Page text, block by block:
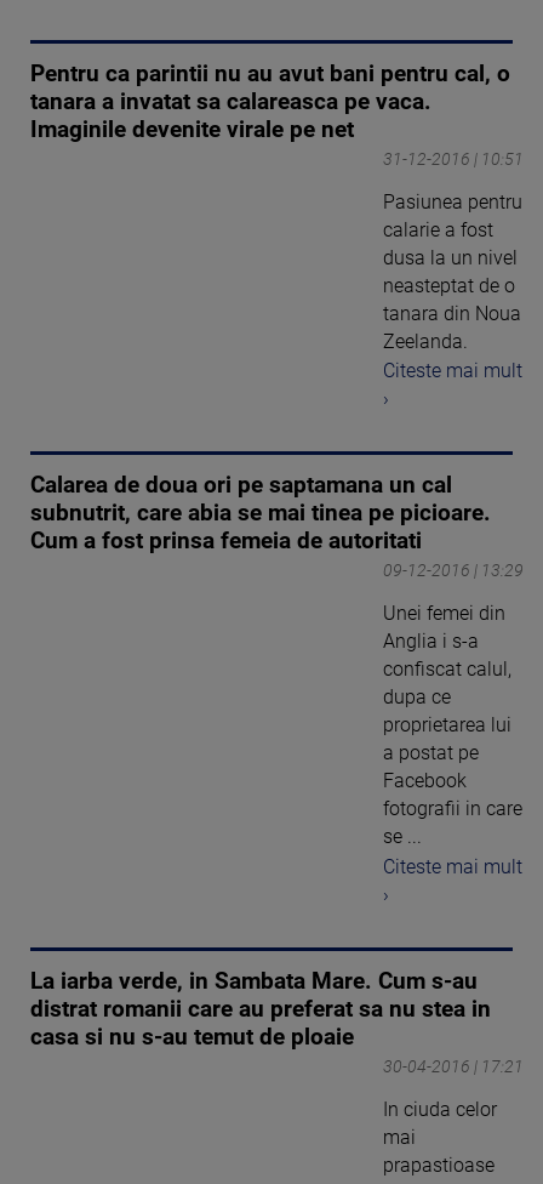
Pentru ca parintii nu au avut bani pentru cal, o
tanara a invatat sa calareasca pe vaca.
Imaginile devenite virale pe net
31-12-2016 | 10:51
Pasiunea pentru
calarie a fost
dusa la un nivel
neasteptat de o
tanara din Noua
Zeelanda.
Citeste mai mult
›
Calarea de doua ori pe saptamana un cal
subnutrit, care abia se mai tinea pe picioare.
Cum a fost prinsa femeia de autoritati
09-12-2016 | 13:29
Unei femei din
Anglia i s-a
confiscat calul,
dupa ce
proprietarea lui
a postat pe
Facebook
fotografii in care
se ...
Citeste mai mult
›
La iarba verde, in Sambata Mare. Cum s-au
distrat romanii care au preferat sa nu stea in
casa si nu s-au temut de ploaie
30-04-2016 | 17:21
In ciuda celor
mai
prapastioase